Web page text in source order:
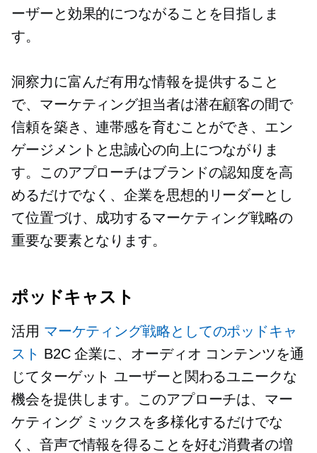
ーザーと効果的につながることを目指しま
す。
洞察力に富んだ有用な情報を提供すること
で、マーケティング担当者は潜在顧客の間で
信頼を築き、連帯感を育むことができ、エン
ゲージメントと忠誠心の向上につながりま
す。このアプローチはブランドの認知度を高
めるだけでなく、企業を思想的リーダーとし
て位置づけ、成功するマーケティング戦略の
重要な要素となります。
ポッドキャスト
活用 マーケティング戦略としてのポッドキャ
スト B2C 企業に、オーディオ コンテンツを通
じてターゲット ユーザーと関わるユニークな
機会を提供します。このアプローチは、マー
ケティング ミックスを多様化するだけでな
く、音声で情報を得ることを好む消費者の増